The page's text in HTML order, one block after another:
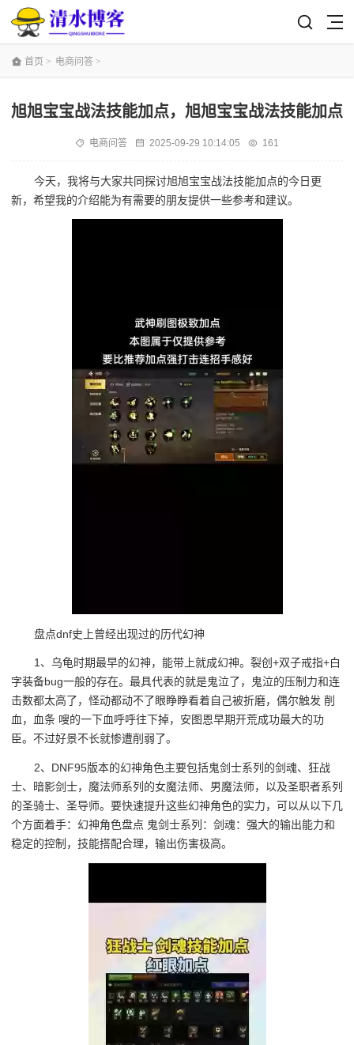
首页 > 电商问答 >
旭旭宝宝战法技能加点，旭旭宝宝战法技能加点
电商问答 2025-09-29 10:14:05 161
今天，我将与大家共同探讨旭旭宝宝战法技能加点的今日更
新，希望我的介绍能为有需要的朋友提供一些参考和建议。
盘点dnf史上曾经出现过的历代幻神
1、乌龟时期最早的幻神，能带上就成幻神。裂创+双子戒指+白
字装备bug一般的存在。最具代表的就是鬼泣了，鬼泣的压制力和连
击数都太高了，怪动都动不了眼睁睁看着自己被折磨，偶尔触发 削
血，血条 嗖的一下血呼呼往下掉，安图恩早期开荒成功最大的功
臣。不过好景不长就惨遭削弱了。
2、DNF95版本的幻神角色主要包括鬼剑士系列的剑魂、狂战
士、暗影剑士，魔法师系列的女魔法师、男魔法师，以及圣职者系列
的圣骑士、圣导师。要快速提升这些幻神角色的实力，可以从以下几
个方面着手：幻神角色盘点 鬼剑士系列：剑魂：强大的输出能力和
稳定的控制，技能搭配合理，输出伤害极高。